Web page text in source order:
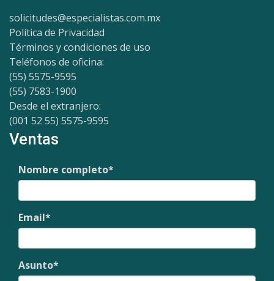
solicitudes@especialistas.com.mx
Política de Privacidad
Términos y condiciones de uso
Teléfonos de oficina:
(55) 5575-9595
(55) 7583-1900
Desde el extranjero:
(001 52 55) 5575-9595
Ventas
Nombre completo*
Email*
Asunto*